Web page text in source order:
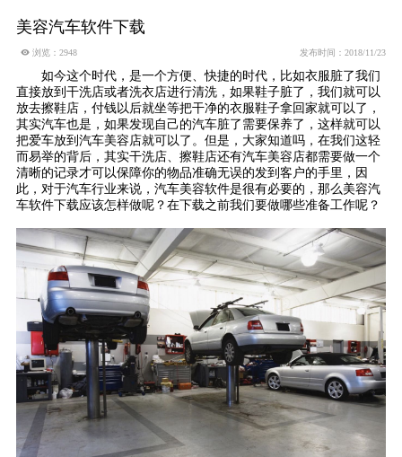
美容汽车软件下载
 浏览：2948 发布时间：2018/11/23
如今这个时代，是一个方便、快捷的时代，比如衣服脏了我们
直接放到干洗店或者洗衣店进行清洗，如果鞋子脏了，我们就可以
放去擦鞋店，付钱以后就坐等把干净的衣服鞋子拿回家就可以了，
其实汽车也是，如果发现自己的汽车脏了需要保养了，这样就可以
把爱车放到汽车美容店就可以了。但是，大家知道吗，在我们这轻
而易举的背后，其实干洗店、擦鞋店还有汽车美容店都需要做一个
清晰的记录才可以保障你的物品准确无误的发到客户的手里，因
此，对于汽车行业来说，汽车美容软件是很有必要的，那么美容汽
车软件下载应该怎样做呢？在下载之前我们要做哪些准备工作呢？